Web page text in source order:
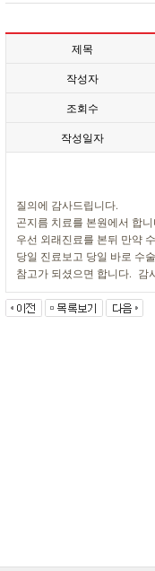
제목
작성자
조회수
작성일자
질의에 감사드립니다.
곤지름 치료를 본원에서 합니
우선 외래진료를 본뒤 만약
당일 진료보고 당일 바로 수
참고가 되셨으면 합니다. 감